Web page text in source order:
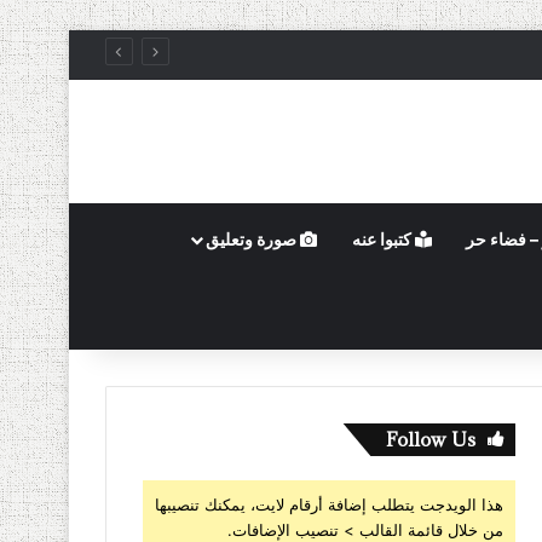
فضاء حر كتبوا عنه صورة وتعليق
Follow Us
هذا الويدجت يتطلب إضافة أرقام لايت، يمكنك تنصيبها
من خلال قائمة القالب > تنصيب الإضافات.